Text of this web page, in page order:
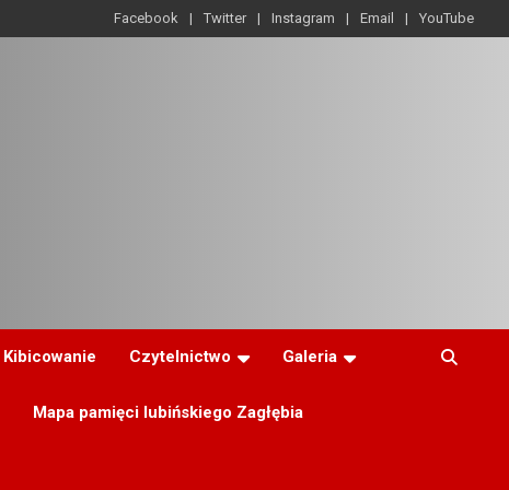
Facebook Twitter Instagram Email YouTube
Kibicowanie Czytelnictwo Galeria
Mapa pamięci lubińskiego Zagłębia